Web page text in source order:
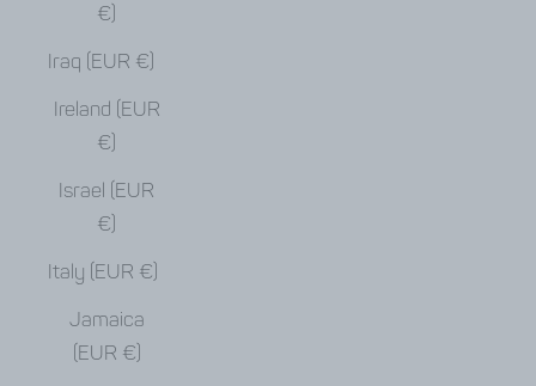
€)
Iraq (EUR €)
Ireland (EUR
€)
Israel (EUR
€)
Italy (EUR €)
Jamaica
(EUR €)